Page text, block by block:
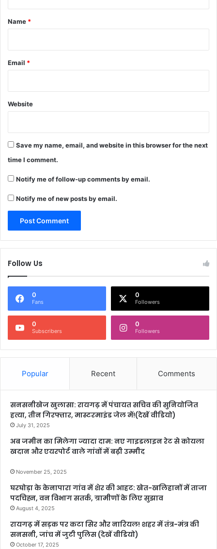
*
Name *
Email *
Website
Save my name, email, and website in this browser for the next
time I comment.
Notify me of follow-up comments by email.
Notify me of new posts by email.
Follow Us
0
Fans
0
Followers
0
Subscribers
0
Followers
Popular Recent Comments
सनसनीखेज खुलासा: रायगढ़ में पंचायत सचिव की सुनियोजित
हत्या, तीन गिरफ्तार, मास्टरमाइंड जेल में!(देखें वीडियो)
July 31, 2025
अब जमीन का मिलेगा ज्यादा दाम: नए गाइडलाइन रेट से कोयला
खदान और एयरपोर्ट वाले गांवों में बढ़ी उम्मीद
November 25, 2025
घरघोड़ा के केनापारा गांव में शेर की आहट: खेत-खलिहानों में ताजा
पदचिह्न, वन विभाग सतर्क, ग्रामीणों के लिए सुझाव
August 4, 2025
रायगढ़ में सड़क पर कटा सिर और नारियल! शहर में तंत्र-मंत्र की
सनसनी, जांच में जुटी पुलिस (देखें वीडियो)
October 17, 2025